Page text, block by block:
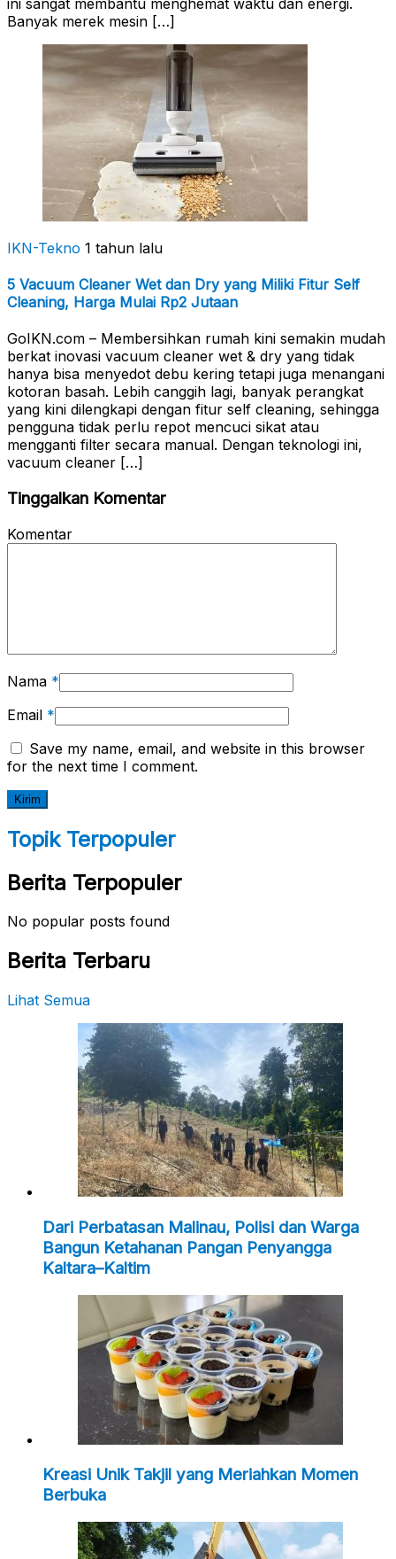
Banyak merek mesin […]
IKN-Tekno 1 tahun lalu
5 Vacuum Cleaner Wet dan Dry yang Miliki Fitur Self
Cleaning, Harga Mulai Rp2 Jutaan
GoIKN.com – Membersihkan rumah kini semakin mudah
berkat inovasi vacuum cleaner wet & dry yang tidak
hanya bisa menyedot debu kering tetapi juga menangani
kotoran basah. Lebih canggih lagi, banyak perangkat
yang kini dilengkapi dengan fitur self cleaning, sehingga
pengguna tidak perlu repot mencuci sikat atau
mengganti filter secara manual. Dengan teknologi ini,
vacuum cleaner […]
Tinggalkan Komentar
Komentar
Nama *
Email *
Save my name, email, and website in this browser
for the next time I comment.
Topik Terpopuler
Berita Terpopuler
No popular posts found
Berita Terbaru
Lihat Semua
Dari Perbatasan Malinau, Polisi dan Warga
Bangun Ketahanan Pangan Penyangga
Kaltara–Kaltim
Kreasi Unik Takjil yang Meriahkan Momen
Berbuka